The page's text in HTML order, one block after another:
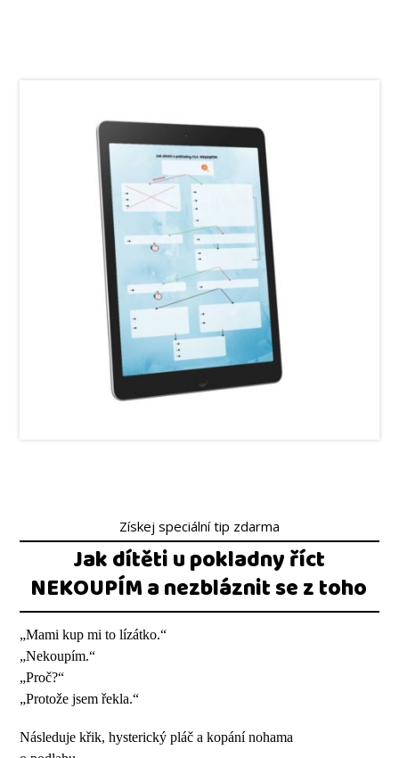
Získej speciální tip zdarma
Jak dítěti u pokladny říct
NEKOUPÍM a nezbláznit se z toho
„Mami kup mi to lízátko.“
„Nekoupím.“
„Proč?“
„Protože jsem řekla.“
Následuje křik, hysterický pláč a kopání nohama